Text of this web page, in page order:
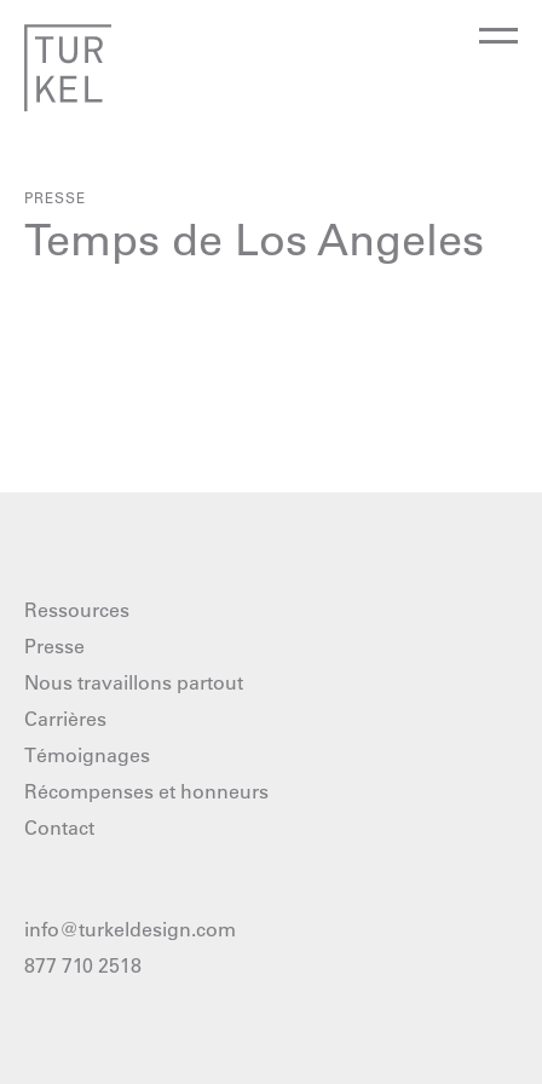
PRESSE
Temps de Los Angeles
Ressources
Presse
Nous travaillons partout
Carrières
Témoignages
Récompenses et honneurs
Contact
info@turkeldesign.com
877 710 2518